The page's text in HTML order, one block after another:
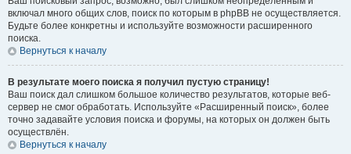
включал много общих слов, поиск по которым в phpBB не осуществляется.
Будьте более конкретны и используйте возможности расширенного
поиска.
Вернуться к началу
В результате моего поиска я получил пустую страницу!
Ваш поиск дал слишком большое количество результатов, которые веб-
сервер не смог обработать. Используйте «Расширенный поиск», более
точно задавайте условия поиска и форумы, на которых он должен быть
осуществлён.
Вернуться к началу